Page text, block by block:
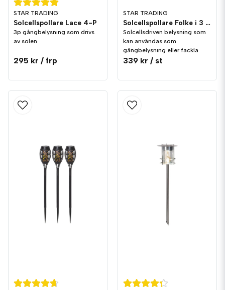
STAR TRADING
Solcellspollare Lace 4-P
3p gångbelysning som drivs
av solen
295 kr / frp
STAR TRADING
Solcellspollare Folke i 3 olika höjder IP44
Solcellsdriven belysning som
kan användas som
gångbelysning eller fackla
339 kr / st